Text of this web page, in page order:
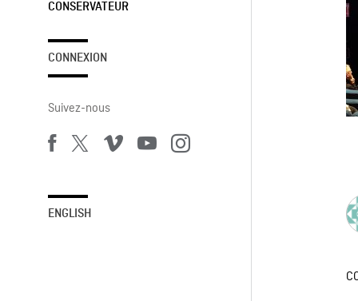
CONSERVATEUR
CONNEXION
Suivez-nous
ENGLISH